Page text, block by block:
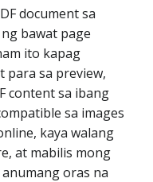
document sa
bawat page
ito kapag
para sa preview,
content sa ibang
sa images
kaya walang
at mabilis mong
anumang oras na